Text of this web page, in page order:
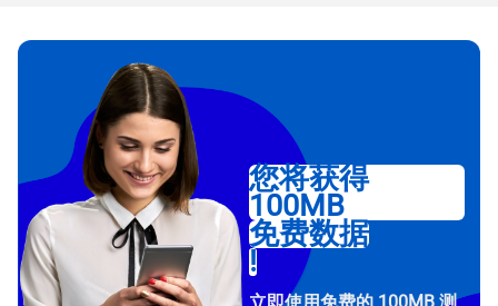
您将获得
100MB
免费数据
!